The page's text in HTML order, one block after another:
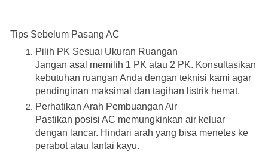
Tips Sebelum Pasang AC
Pilih PK Sesuai Ukuran Ruangan
Jangan asal memilih 1 PK atau 2 PK. Konsultasikan
kebutuhan ruangan Anda dengan teknisi kami agar
pendinginan maksimal dan tagihan listrik hemat.
Perhatikan Arah Pembuangan Air
Pastikan posisi AC memungkinkan air keluar
dengan lancar. Hindari arah yang bisa menetes ke
perabot atau lantai kayu.